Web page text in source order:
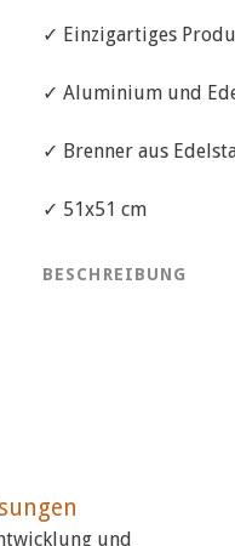
✓ Einzigartiges
✓ Aluminium und
✓ Brenner aus
✓ 51x51 cm
BESCHREIBUNG
und